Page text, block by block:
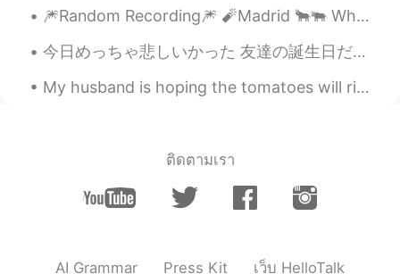
🎆Random Recording🎆 🧨Madrid 🐂🐃 When you think of Europe, does Spain ever come to mind? What ...
今日めっちゃ悲しいかった 友達の誕生日だったので、特別にレストランを予約して花を用意しましたが、デートに来ませんでした。待っている間にお茶を注文しました 私は1時間30分待ったが、結局彼女は来な...
My husband is hoping the tomatoes will ripen, but highly unlikely since it’s been chilly here. We...
ติดตามเรา
AI Grammar Press Kit เว็บ HelloTalk